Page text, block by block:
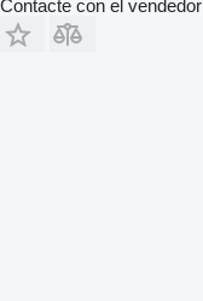
Contacte con el vendedor